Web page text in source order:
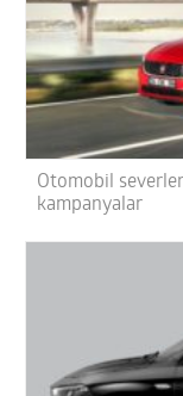
Otomobil
kampanyalar